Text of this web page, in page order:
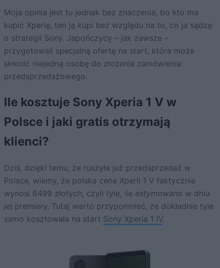
Moja opinia jest tu jednak bez znaczenia, bo kto ma
kupić Xperię, ten ją kupi bez względu na to, co ja sądzę
o strategii Sony. Japończycy – jak zawsze –
przygotowali specjalną ofertę na start, która może
skłonić niejedną osobę do złożenia zamówienia
przedsprzedażowego.
Ile kosztuje Sony Xperia 1 V w
Polsce i jaki gratis otrzymają
klienci?
Dziś, dzięki temu, że ruszyła już przedsprzedaż w
Polsce, wiemy, że polska cena Xperii 1 V faktycznie
wynosi 6499 złotych, czyli tyle, ile estymowano w dniu
jej premiery. Tutaj warto przypomnieć, że dokładnie tyle
samo kosztowała na start Sony Xperia 1 IV.